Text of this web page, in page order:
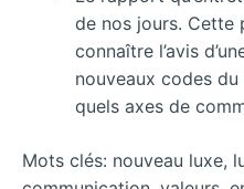
de nos jours. Cette
connaître l’avis
nouveaux codes du
quels axes de
Mots clés: nouveau luxe,